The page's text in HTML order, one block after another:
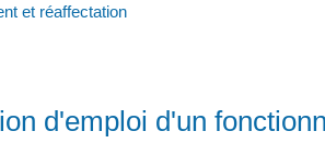
et réaffectation
d'emploi d'un